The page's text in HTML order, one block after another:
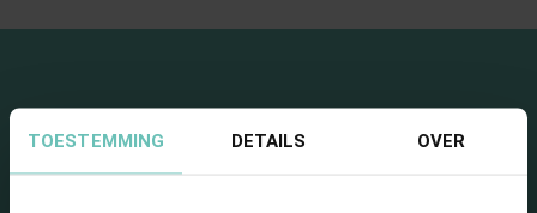
TOESTEMMING DETAILS OVER